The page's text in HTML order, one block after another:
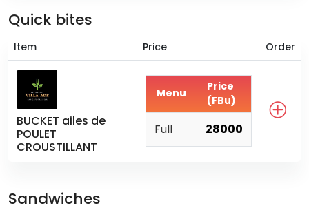
Quick bites
Item Price Order
BUCKET ailes de
POULET
CROUSTILLANT
Menu
Price
(FBu)
Full 28000
Sandwiches